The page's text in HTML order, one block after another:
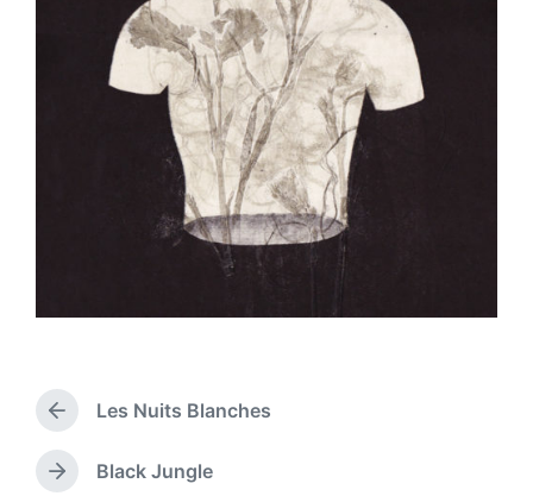
P
r
e
Les Nuits Blanches
N
Black Jungle